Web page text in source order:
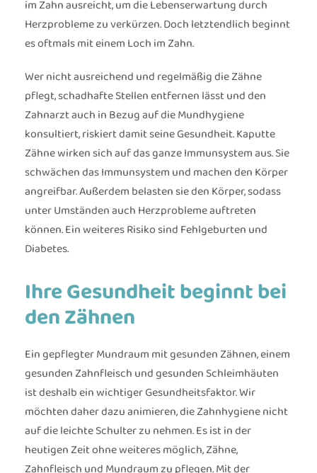
im Zahn ausreicht, um die Lebenserwartung durch
Herzprobleme zu verkürzen. Doch letztendlich beginnt
es oftmals mit einem Loch im Zahn.
Wer nicht ausreichend und regelmäßig die Zähne
pflegt, schadhafte Stellen entfernen lässt und den
Zahnarzt auch in Bezug auf die Mundhygiene
konsultiert, riskiert damit seine Gesundheit. Kaputte
Zähne wirken sich auf das ganze Immunsystem aus. Sie
schwächen das Immunsystem und machen den Körper
angreifbar. Außerdem belasten sie den Körper, sodass
unter Umständen auch Herzprobleme auftreten
können. Ein weiteres Risiko sind Fehlgeburten und
Diabetes.
Ihre Gesundheit beginnt bei
den Zähnen
Ein gepflegter Mundraum mit gesunden Zähnen, einem
gesunden Zahnfleisch und gesunden Schleimhäuten
ist deshalb ein wichtiger Gesundheitsfaktor. Wir
möchten daher dazu animieren, die Zahnhygiene nicht
auf die leichte Schulter zu nehmen. Es ist in der
heutigen Zeit ohne weiteres möglich, Zähne,
Zahnfleisch und Mundraum zu pflegen. Mit der